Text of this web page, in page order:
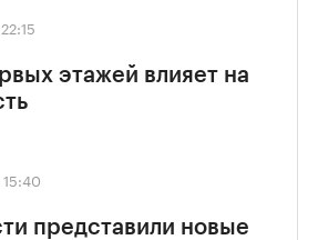
этажей влияет на
представили новые